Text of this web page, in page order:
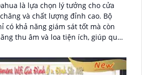
là lựa chọn lý tưởng cho cửa
và chất lượng đỉnh cao. Bộ
có khả năng giám sát tốt mà còn
thu âm và loa tiện ích, giúp quản